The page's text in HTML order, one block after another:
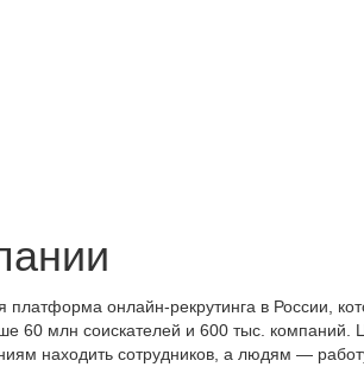
онлайн-рекрутинга в России,
60 млн соискателей и 600 тыс.
находить сотрудников, а людям —